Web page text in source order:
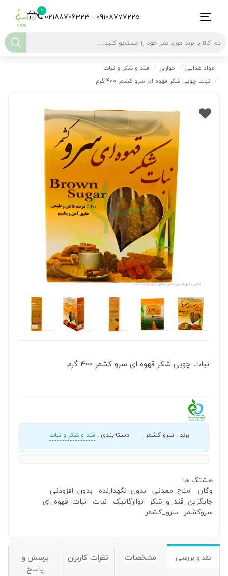
0
02188706323 - 09108777225
مواد غذایی خواربار
قند و شکر و نبات
نبات چوبی شکر قهوه ای سرو کشمر 400 گرم
نبات چوبی شکر قهوه ای سرو کشمر 400 گرم
برند: سرو کشمر دسته‌بندی : قند و شکر و نبات
هشتگ ها:
وگان املاح_معدنی بدون_نگهدارنده بدون_افزودنی
جایگزین_قند_و_شکر نواارگانیک نبات نبات_قهوه_ای
سروکشمر سرو_کشمر
نقد و بررسی مشخصات نظرات کاربران
پرسش و
پاسخ